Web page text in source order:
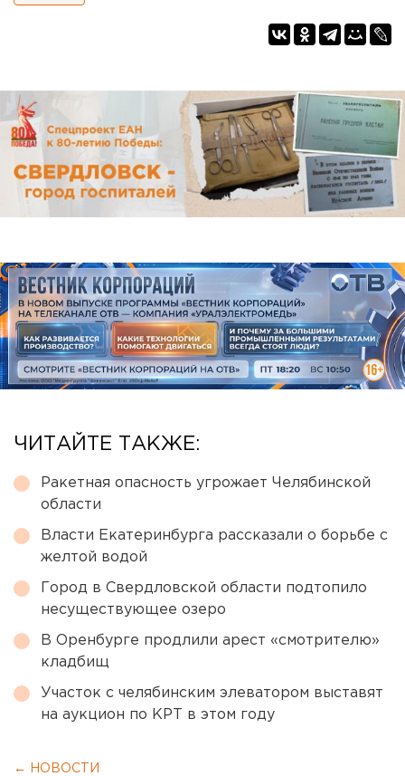
ЧИТАЙТЕ ТАКЖЕ:
Ракетная опасность угрожает Челябинской
области
Власти Екатеринбурга рассказали о борьбе с
желтой водой
Город в Свердловской области подтопило
несуществующее озеро
В Оренбурге продлили арест «смотрителю»
кладбищ
Участок с челябинским элеватором выставят
на аукцион по КРТ в этом году
← НОВОСТИ